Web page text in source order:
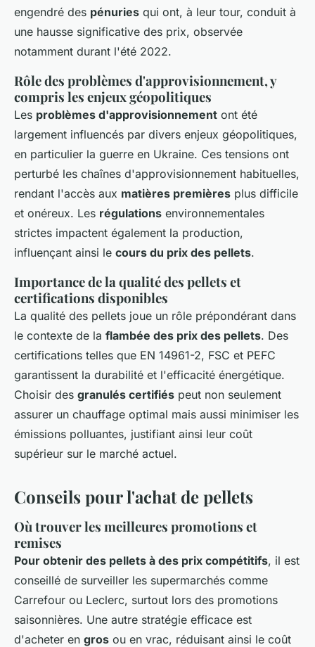
engendré des pénuries qui ont, à leur tour, conduit à
une hausse significative des prix, observée
notamment durant l'été 2022.
Rôle des problèmes d'approvisionnement, y
compris les enjeux géopolitiques
Les problèmes d'approvisionnement ont été
largement influencés par divers enjeux géopolitiques,
en particulier la guerre en Ukraine. Ces tensions ont
perturbé les chaînes d'approvisionnement habituelles,
rendant l'accès aux matières premières plus difficile
et onéreux. Les régulations environnementales
strictes impactent également la production,
influençant ainsi le cours du prix des pellets.
Importance de la qualité des pellets et
certifications disponibles
La qualité des pellets joue un rôle prépondérant dans
le contexte de la flambée des prix des pellets. Des
certifications telles que EN 14961-2, FSC et PEFC
garantissent la durabilité et l'efficacité énergétique.
Choisir des granulés certifiés peut non seulement
assurer un chauffage optimal mais aussi minimiser les
émissions polluantes, justifiant ainsi leur coût
supérieur sur le marché actuel.
Conseils pour l'achat de pellets
Où trouver les meilleures promotions et
remises
Pour obtenir des pellets à des prix compétitifs, il est
conseillé de surveiller les supermarchés comme
Carrefour ou Leclerc, surtout lors des promotions
saisonnières. Une autre stratégie efficace est
d'acheter en gros ou en vrac, réduisant ainsi le coût